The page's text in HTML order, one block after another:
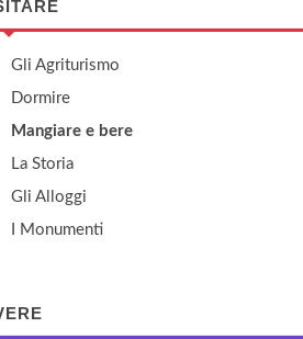
Gli Agriturismo
Dormire
Mangiare e bere
La Storia
Gli Alloggi
I Monumenti